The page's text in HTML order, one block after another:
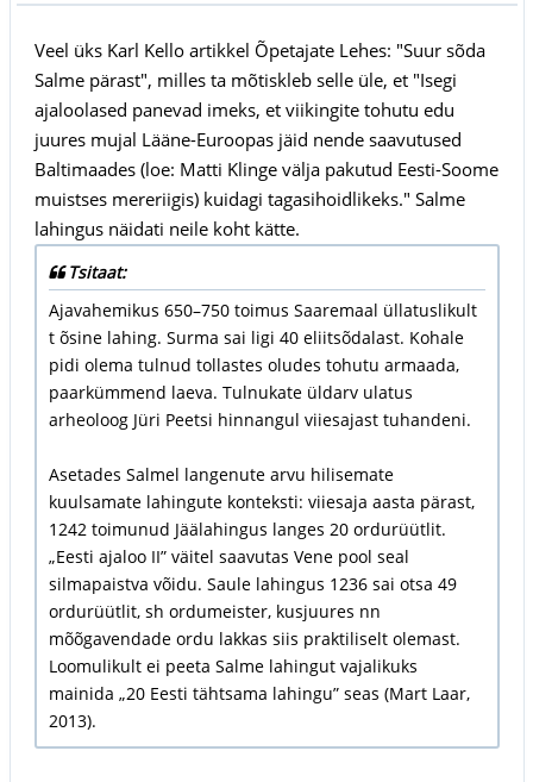
Veel üks Karl Kello artikkel Õpetajate Lehes: "Suur sõda
Salme pärast", milles ta mõtiskleb selle üle, et "Isegi
ajaloolased panevad imeks, et viikingite tohutu edu
juures mujal Lääne-Euroopas jäid nende saavutused
Baltimaades (loe: Matti Klinge välja pakutud Eesti-Soome
muistses mereriigis) kuidagi tagasihoidlikeks." Salme
lahingus näidati neile koht kätte.
Tsitaat:
Ajavahemikus 650–750 toimus Saaremaal üllatuslikult
t õsine lahing. Surma sai ligi 40 eliitsõdalast. Kohale
pidi olema tulnud tollastes oludes tohutu armaada,
paarkümmend laeva. Tulnukate üldarv ulatus
arheoloog Jüri Peetsi hinnangul viiesajast tuhandeni.
Asetades Salmel langenute arvu hilisemate
kuulsamate lahingute konteksti: viiesaja aasta pärast,
1242 toimunud Jäälahingus langes 20 ordurüütlit.
„Eesti ajaloo II” väitel saavutas Vene pool seal
silmapaistva võidu. Saule lahingus 1236 sai otsa 49
ordurüütlit, sh ordumeister, kusjuures nn
mõõgavendade ordu lakkas siis praktiliselt olemast.
Loomulikult ei peeta Salme lahingut vajalikuks
mainida „20 Eesti tähtsama lahingu” seas (Mart Laar,
2013).